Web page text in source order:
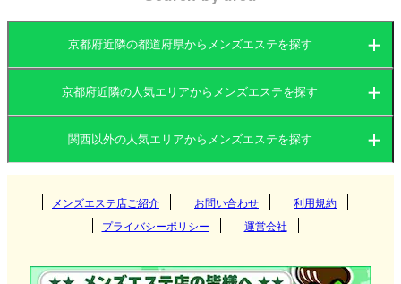
二条メンズエステ店の選び方
クゼーションが特徴で、二条城近くの落ち着いた環
境でリラクゼーションを提供する店舗が多く、施術
とともに心も癒されます。
京都府近隣の都道府県からメンズエステを探す
大阪府 京都府
兵庫県 滋賀県
奈良県 和歌山県
京都府近隣の人気エリアからメンズエステを探す
梅田 京都府
関西以外の人気エリアからメンズエステを探す
関東
メンズエステ店ご紹介 お問い合わせ
利用規約
プライバシーポリシー
運営会社